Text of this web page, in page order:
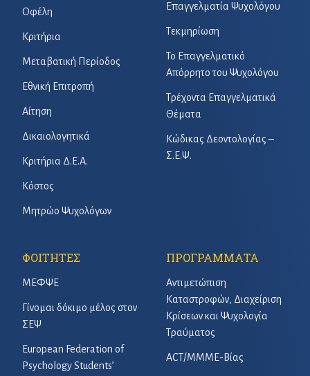
Επαγγελματία Ψυχολόγου
Τεκμηρίωση
Το Επαγγελματικό
Απόρρητο του Ψυχολόγου
Τρέχοντα Επαγγελματικά
Θέματα
Κώδικας Δεοντολογίας –
Σ.Ε.Ψ.
Οφέλη
Κριτήρια
Μεταβατική Περίοδος
Εθνική Επιτροπή
Αίτηση
Δικαιολογητικά
Κριτήρια Δ.Ε.Α.
Κόστος
Μητρώο Ψυχολόγων
ΦΟΙΤΗΤΕΣ
ΜΕΦΨΕ
Γίνομαι δόκιμο μέλος στον
ΣΕΨ
European Federation of
Psychology Students’
ΠΡΟΓΡΑΜΜΑΤΑ
Αντιμετώπιση
Καταστροφών, Διαχείριση
Κρίσεων και Ψυχολογία
Τραύματος
ACT/ΜΜΜΕ-Βίας